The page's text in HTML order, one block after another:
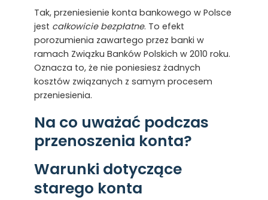
Tak, przeniesienie konta bankowego w Polsce
jest całkowicie bezpłatne. To efekt
porozumienia zawartego przez banki w
ramach Związku Banków Polskich w 2010 roku.
Oznacza to, że nie poniesiesz żadnych
kosztów związanych z samym procesem
przeniesienia.
Na co uważać podczas
przenoszenia konta?
Warunki dotyczące
starego konta